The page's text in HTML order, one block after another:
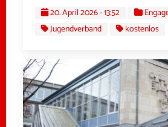
20. April 2026 - 13:52
Jugendverband
kostenlos